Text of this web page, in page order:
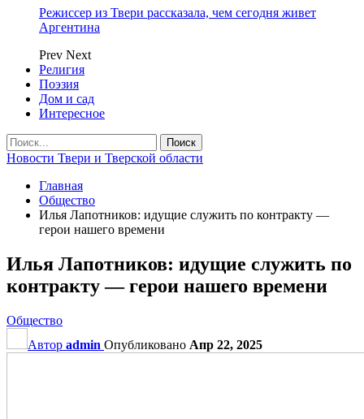
Режиссер из Твери рассказала, чем сегодня живет
Аргентина
Prev Next
Религия
Поэзия
Дом и сад
Интересное
Новости Твери и Тверской области
Главная
Общество
Илья Лапотников: идущие служить по контракту —
герои нашего времени
Илья Лапотников: идущие служить по
контракту — герои нашего времени
Общество
Автор admin Опубликовано Апр 22, 2025